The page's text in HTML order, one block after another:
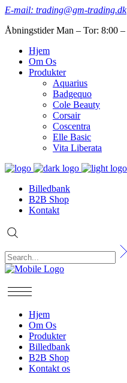
E-mail: trading@gm-trading.dk
Åbningstider Man – Tor: 8:00
Hjem
Om Os
Produkter
Aquarius
Badgequo
Cole Beauty
Corsair
Coscentra
Elle Basic
Vita Liberata
Billedbank
B2B Shop
Kontakt
Hjem
Om Os
Produkter
Billedbank
B2B Shop
Kontakt os